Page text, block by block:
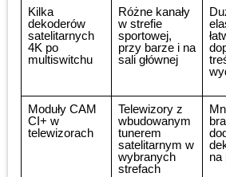
Kilka
dekoderów
satelitarnych
4K po
multiswitchu
Różne kanały
w strefie
sportowej,
przy barze i na
sali głównej
Moduły CAM
CI+ w
telewizorach
Telewizory z
wbudowanym
tunerem
satelitarnym w
wybranych
strefach
na